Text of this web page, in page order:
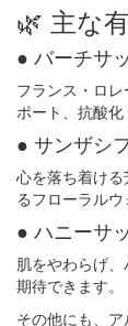
🌿 主な
● バーチサ
フランス・ロ
ポート、抗酸化
● サンザシ
心を落ち着け
るフローラルウ
● ハニーサ
肌をやわらげ
期待できます。
その他にも、